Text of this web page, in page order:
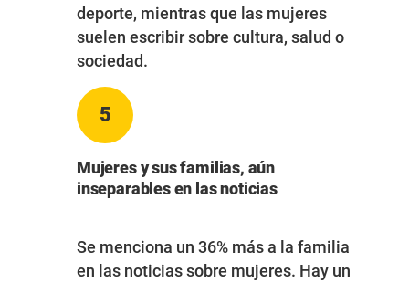
deporte, mientras que las mujeres
suelen escribir sobre cultura, salud o
sociedad.
5
Mujeres y sus familias, aún
inseparables en las noticias
Se menciona un 36% más a la familia
en las noticias sobre mujeres. Hay un